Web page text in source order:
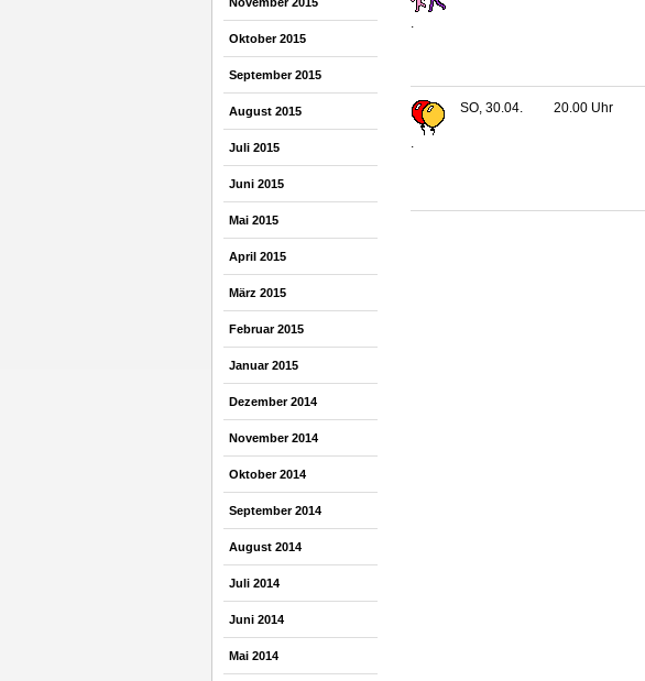
Oktober 2015
September 2015
August 2015
Juli 2015
Juni 2015
Mai 2015
April 2015
März 2015
Februar 2015
Januar 2015
Dezember 2014
November 2014
Oktober 2014
September 2014
August 2014
Juli 2014
Juni 2014
Mai 2014
.
SO, 30.04. 20.00 Uhr